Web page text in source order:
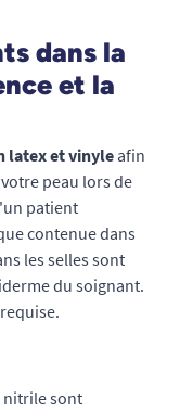
dans la
et la
latex et vinyle afin
peau lors de
patient
contenue dans
les selles sont
du soignant.
nitrile sont